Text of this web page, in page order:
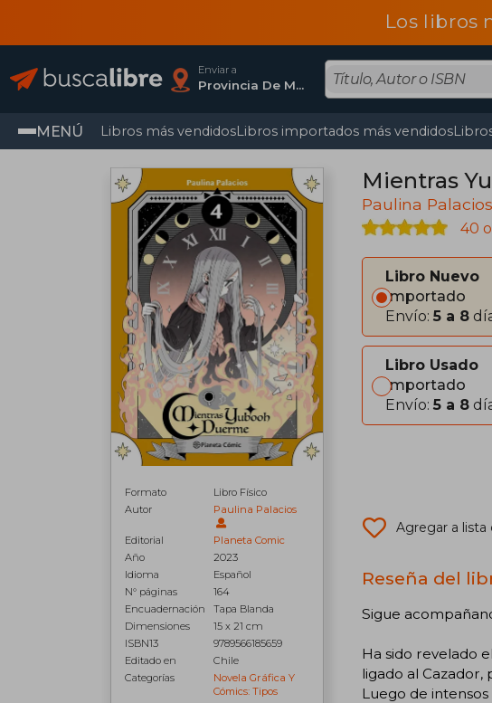
Los libros
Enviar a
Provincia De Madrid
MENÚ Libros más vendidosLibros importados más vendidos
Formato
Libro Físico
Autor
Paulina Palacios
Editorial
Planeta Comic
Año
2023
Idioma
Español
N° páginas
164
Encuadernación
Tapa Blanda
Dimensiones
15 x 21 cm
ISBN13
9789566185659
Editado en
Chile
Categorías
Novela Gráfica Y
Cómics: Tipos
Mientras
Paulina Palacios
40
Libro Nuevo
Importado
Envío: 5 a 8
Libro Usado
Importado
Envío: 5 a 8
Agregar a lista
Reseña del
Sigue
Ha sido revelado
ligado al Cazador,
Luego de intensos